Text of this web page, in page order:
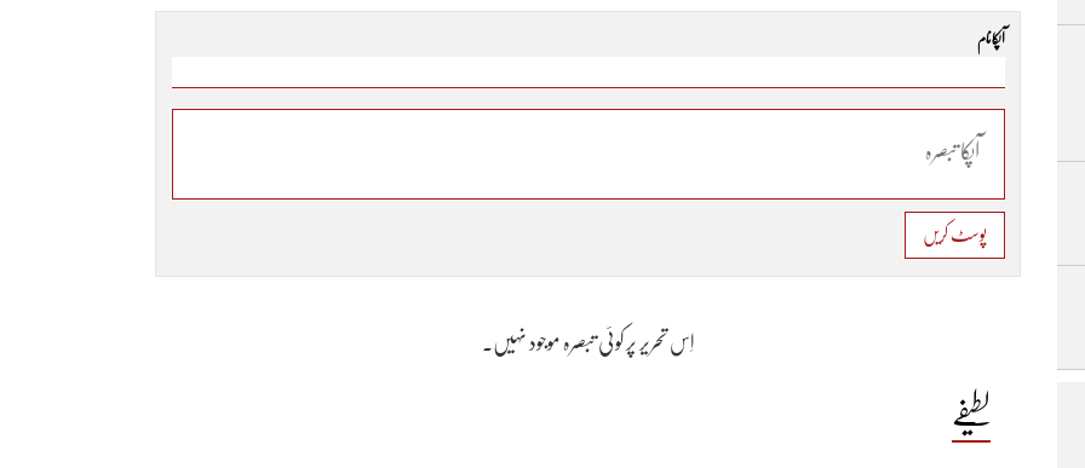
آپکا نام
پوسٹ کریں
اِس تحریر پر کوئی تبصرہ موجود نہیں۔
لطیفے